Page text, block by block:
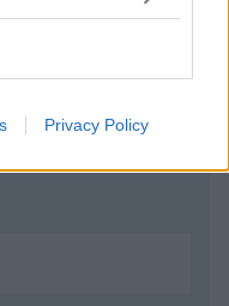
Privacy Policy